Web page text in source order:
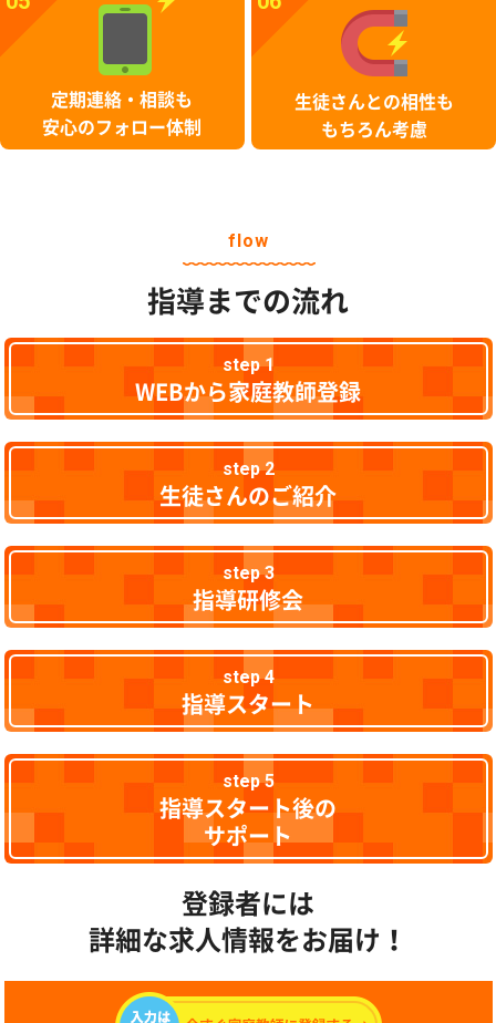
定期連絡・相談も
安心のフォロー体制
生徒さんとの相性も
もちろん考慮
flow
指導までの流れ
step 1
WEBから家庭教師登録
step 2
生徒さんのご紹介
step 3
指導研修会
step 4
指導スタート
step 5
指導スタート後の
サポート
登録者には
詳細な求人情報をお届け！